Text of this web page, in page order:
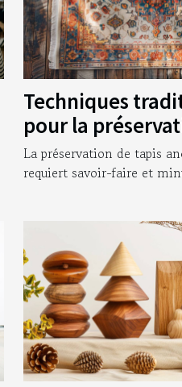
Techniques
pour la
anciens
La préservation de tapis
requiert savoir-faire et